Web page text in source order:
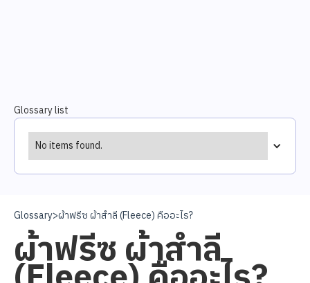
Glossary list
No items found.
Glossary>ผ้าฟรีซ ผ้าสำลี (Fleece) คืออะไร?
ผ้าฟรีซ ผ้าสำลี